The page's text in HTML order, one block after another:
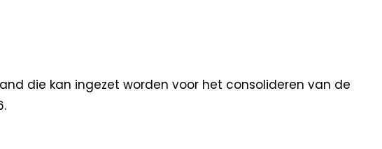
die kan ingezet worden voor het consolideren van de